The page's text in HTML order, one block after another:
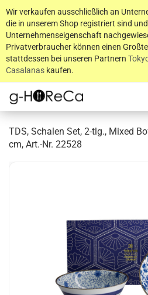
Wir verkaufen ausschließlich an
die in unserem Shop registriert sind
Unternehmenseigenschaft
Privatverbraucher können einen
stattdessen bei unseren Partnern
Casalanas kaufen.
TDS, Schalen Set, 2-tlg., Mixed
cm, Art.-Nr. 22528